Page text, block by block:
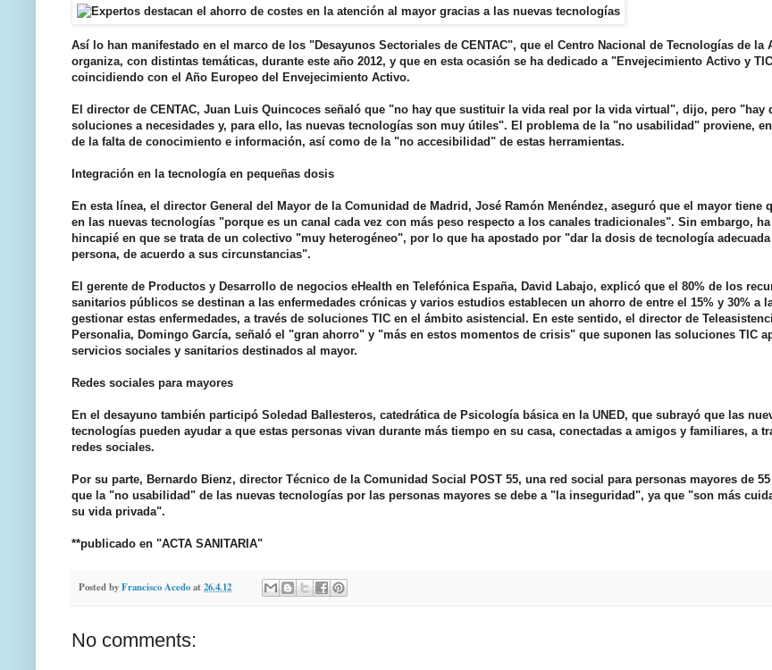
Así lo han manifestado en el marco de los "Desayunos Sectoriales de CENTAC", que el Centro Nacional de Tecnologías de la
organiza, con distintas temáticas, durante este año 2012, y que en esta ocasión se ha dedicado a "Envejecimiento Activo y
coincidiendo con el Año Europeo del Envejecimiento Activo.
El director de CENTAC, Juan Luis Quincoces señaló que "no hay que sustituir la vida real por la vida virtual", dijo, pero "hay
soluciones a necesidades y, para ello, las nuevas tecnologías son muy útiles". El problema de la "no usabilidad" proviene,
de la falta de conocimiento e información, así como de la "no accesibilidad" de estas herramientas.
Integración en la tecnología en pequeñas dosis
En esta línea, el director General del Mayor de la Comunidad de Madrid, José Ramón Menéndez, aseguró que el mayor tiene
en las nuevas tecnologías "porque es un canal cada vez con más peso respecto a los canales tradicionales". Sin embargo,
hincapié en que se trata de un colectivo "muy heterogéneo", por lo que ha apostado por "dar la dosis de tecnología adecuada
persona, de acuerdo a sus circunstancias".
El gerente de Productos y Desarrollo de negocios eHealth en Telefónica España, David Labajo, explicó que el 80% de los
sanitarios públicos se destinan a las enfermedades crónicas y varios estudios establecen un ahorro de entre el 15% y 30% a
gestionar estas enfermedades, a través de soluciones TIC en el ámbito asistencial. En este sentido, el director de
Personalia, Domingo García, señaló el "gran ahorro" y "más en estos momentos de crisis" que suponen las soluciones TIC
servicios sociales y sanitarios destinados al mayor.
Redes sociales para mayores
En el desayuno también participó Soledad Ballesteros, catedrática de Psicología básica en la UNED, que subrayó que las
tecnologías pueden ayudar a que estas personas vivan durante más tiempo en su casa, conectadas a amigos y familiares, a
redes sociales.
Por su parte, Bernardo Bienz, director Técnico de la Comunidad Social POST 55, una red social para personas mayores de
que la "no usabilidad" de las nuevas tecnologías por las personas mayores se debe a "la inseguridad", ya que "son más
su vida privada".
**publicado en "ACTA SANITARIA"
Posted byFrancisco Acedoat 26.4.12
No comments: